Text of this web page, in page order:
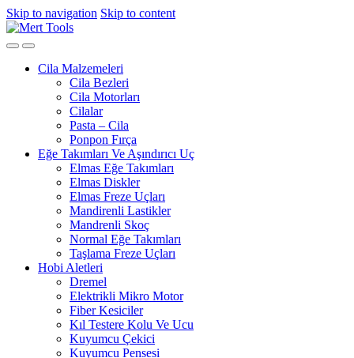
Skip to navigation Skip to content
Cila Malzemeleri
Cila Bezleri
Cila Motorları
Cilalar
Pasta – Cila
Ponpon Fırça
Eğe Takımları Ve Aşındırıcı Uç
Elmas Eğe Takımları
Elmas Diskler
Elmas Freze Uçları
Mandirenli Lastikler
Mandrenli Skoç
Normal Eğe Takımları
Taşlama Freze Uçları
Hobi Aletleri
Dremel
Elektrikli Mikro Motor
Fiber Kesiciler
Kıl Testere Kolu Ve Ucu
Kuyumcu Çekici
Kuyumcu Pensesi